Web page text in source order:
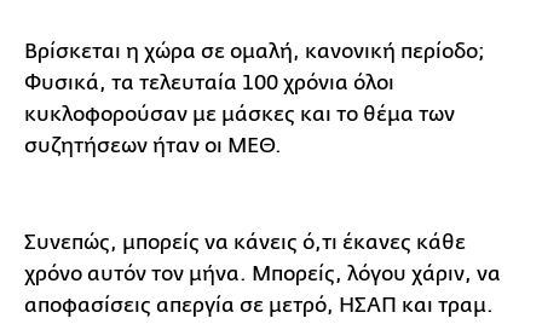
Βρίσκεται η χώρα σε ομαλή, κανονική περίοδο;
Φυσικά, τα τελευταία 100 χρόνια όλοι
κυκλοφορούσαν με μάσκες και το θέμα των
συζητήσεων ήταν οι ΜΕΘ.
Συνεπώς, μπορείς να κάνεις ό,τι έκανες κάθε
χρόνο αυτόν τον μήνα. Μπορείς, λόγου χάριν, να
αποφασίσεις απεργία σε μετρό, ΗΣΑΠ και τραμ.